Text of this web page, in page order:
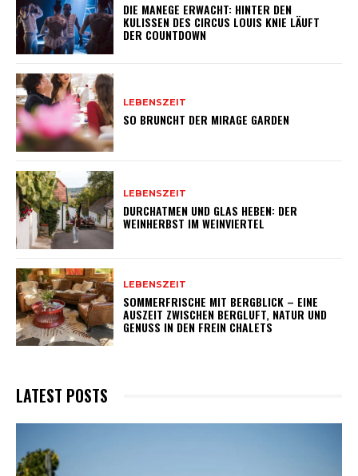
DIE MANEGE ERWACHT: HINTER DEN
KULISSEN DES CIRCUS LOUIS KNIE LÄUFT
DER COUNTDOWN
LEBENSZEIT
SO BRUNCHT DER MIRAGE GARDEN
LEBENSZEIT
DURCHATMEN UND GLAS HEBEN: DER
WEINHERBST IM WEINVIERTEL
LEBENSZEIT
SOMMERFRISCHE MIT BERGBLICK – EINE
AUSZEIT ZWISCHEN BERGLUFT, NATUR UND
GENUSS IN DEN FREIN CHALETS
LATEST POSTS